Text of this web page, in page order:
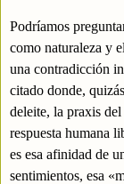
Podríamos
como naturaleza y
una contradicción
citado donde,
deleite, la praxis
respuesta humana
es esa afinidad de
sentimientos, esa